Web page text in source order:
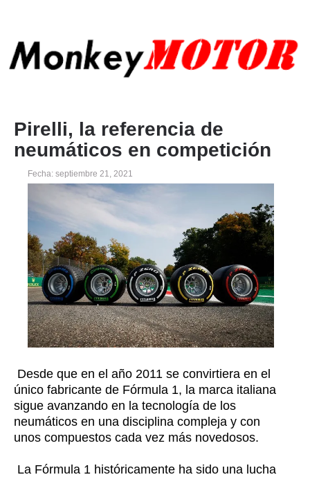
Pirelli, la referencia de
neumáticos en competición
Fecha: septiembre 21, 2021
Desde que en el año 2011 se convirtiera en el
único fabricante de Fórmula 1, la marca italiana
sigue avanzando en la tecnología de los
neumáticos en una disciplina compleja y con
unos compuestos cada vez más novedosos.
La Fórmula 1 históricamente ha sido una lucha